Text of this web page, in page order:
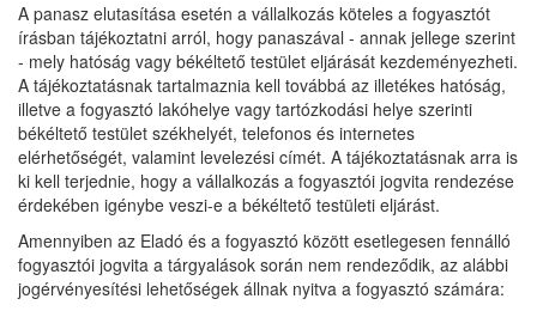
A panasz elutasítása esetén a vállalkozás köteles a fogyasztót
írásban tájékoztatni arról, hogy panaszával - annak jellege szerint
- mely hatóság vagy békéltető testület eljárását kezdeményezheti.
A tájékoztatásnak tartalmaznia kell továbbá az illetékes hatóság,
illetve a fogyasztó lakóhelye vagy tartózkodási helye szerinti
békéltető testület székhelyét, telefonos és internetes
elérhetőségét, valamint levelezési címét. A tájékoztatásnak arra is
ki kell terjednie, hogy a vállalkozás a fogyasztói jogvita rendezése
érdekében igénybe veszi-e a békéltető testületi eljárást.
Amennyiben az Eladó és a fogyasztó között esetlegesen fennálló
fogyasztói jogvita a tárgyalások során nem rendeződik, az alábbi
jogérvényesítési lehetőségek állnak nyitva a fogyasztó számára: